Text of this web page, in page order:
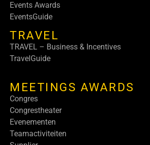
Events Awards
EventsGuide
TRAVEL
TRAVEL – Business & Incentives
TravelGuide
MEETINGS AWARDS
Congres
Congrestheater
Evenementen
Teamactiviteiten